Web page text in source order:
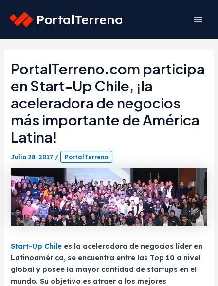
content
PortalTerreno.com participa
en Start-Up Chile, ¡la
aceleradora de negocios
más importante de América
Latina!
Julio 28, 2017 / PortalTerreno
Start-Up Chile es la aceleradora de negocios líder en
Latinoamérica, se encuentra entre las Top 10 a nivel
global y posee la mayor cantidad de startups en el
mundo. Su objetivo es atraer a los mejores